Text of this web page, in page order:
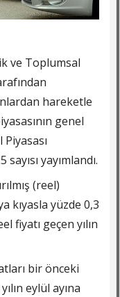
ve Toplumsal
hareketle
genel
yayımlandı.
(reel)
kıyasla yüzde 0,3
fiyatı geçen yılın
bir önceki
eylül ayına